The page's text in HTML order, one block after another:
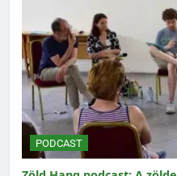
PODCAST